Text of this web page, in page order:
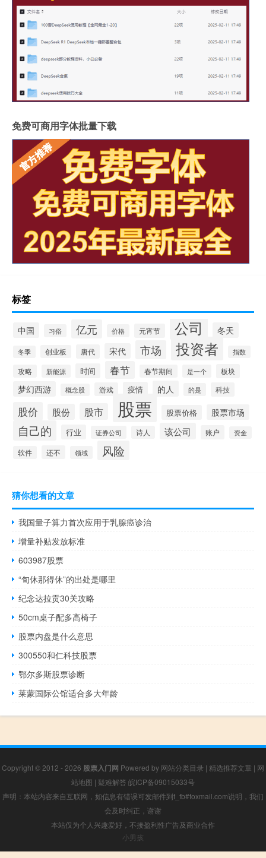
免费可商用字体批量下载
标签
中国 习俗 亿元 价格 元宵节 公司 冬天
冬季 创业板 唐代 宋代 市场 投资者 指数
攻略 新能源 时间 春节 春节期间 是一个 板块
梦幻西游 概念股 游戏 疫情 的人 的是 科技
股价 股份 股市 股票 股票价格 股票市场
自己的 行业 证券公司 诗人 该公司 账户 资金
软件 还不 领域 风险
猜你想看的文章
我国量子算力首次应用于乳腺癌诊治
增量补贴发放标准
603987股票
“旬休那得休”的出处是哪里
纪念达拉贡30关攻略
50cm桌子配多高椅子
股票内盘是什么意思
300550和仁科技股票
鄂尔多斯股票诊断
莱蒙国际公馆适合多大年龄
Copyright © 2012 - 2026 股票入门网 Powered by 网站分类目录 | 精选推荐文章 | 网
站地图 | 疑难解答 皖ICP备09015033号
声明：本站内容来自互联网，如信息有错误可发邮件到f_fb#foxmail.com说明，我们
会及时纠正，谢谢
本站仅为个人兴趣爱好，不接盈利性广告及商业合作
小男孩